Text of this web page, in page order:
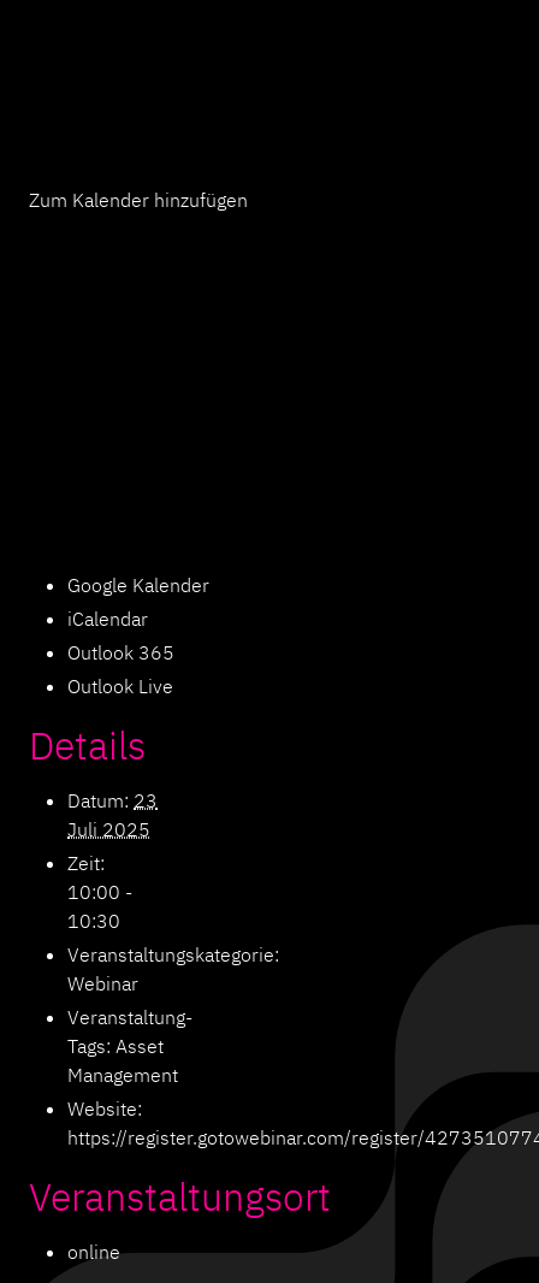
Zum Kalender hinzufügen
Google Kalender
iCalendar
Outlook 365
Outlook Live
Details
Datum: 23
Juli 2025
Zeit:
10:00 -
10:30
Veranstaltungskategorie:
Webinar
Veranstaltung-
Tags: Asset
Management
Website:
https://register.gotowebinar.com/register/
Veranstaltungsort
online